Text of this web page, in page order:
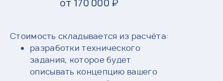
от 170 000 ₽
Стоимость складывается из расчёта:
разработки технического
задания, которое будет
описывать концепцию вашего